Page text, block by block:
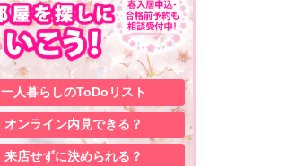
一人暮らしのToDoリスト
オンライン内見できる？
来店せずに決められる？